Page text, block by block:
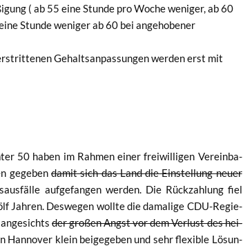
( ab 55 eine Stun­de pro Woche weni­ger, ab 60
Stun­de weni­ger ab 60 bei ange­ho­be­ner
Gehalts­an­pas­sun­gen wer­den erst mit
50 haben im Rah­men einer frei­wil­li­gen Ver­ein­ba­
gege­ben damit sich das Land die Ein­stel­lung neu­er
auf­ge­fan­gen wer­den. Die Rück­zah­lung fiel
Jah­ren. Des­we­gen woll­te die dama­li­ge CDU-Regie­
ange­sichtsder gro­ßen Angst vor dem Ver­lust des hei­
klein bei­gege­ben und sehr fle­xi­ble Lösun­